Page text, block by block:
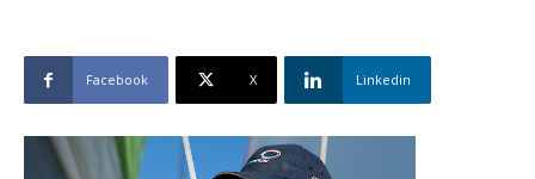
Facebook X Linkedin